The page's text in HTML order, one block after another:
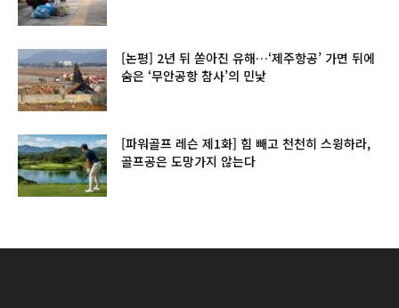
[논평] 2년 뒤 쏟아진 유해…‘제주항공’ 가면 뒤에
숨은 ‘무안공항 참사’의 민낯
[파워골프 레슨 제1화] 힘 빼고 천천히 스윙하라,
골프공은 도망가지 않는다